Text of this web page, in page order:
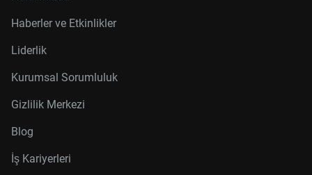
Haberler ve Etkinlikler
Liderlik
Kurumsal Sorumluluk
Gizlilik Merkezi
Blog
İş Kariyerleri